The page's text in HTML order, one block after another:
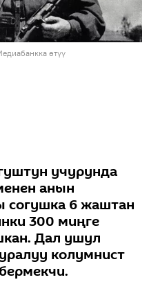
өтүү
учурунда
анын
согушка 6 жаштан
300 миңге
Дал ушул
колумнист